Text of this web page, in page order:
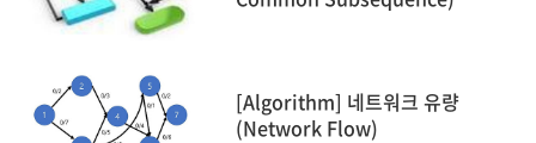
[Algorithm] 네트워크 유량
(Network Flow)